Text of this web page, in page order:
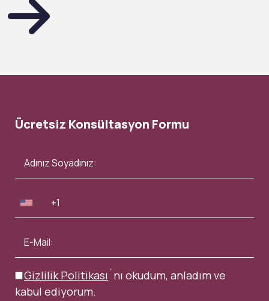
Ücretsiz Konsültasyon Formu
Gizlilik Politikası ´nı okudum, anladım ve
kabul ediyorum.